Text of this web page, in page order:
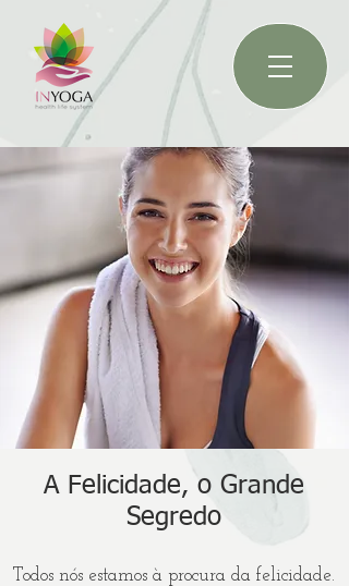
A Felicidade, o Grande
Segredo
Todos nós estamos à procura da felicidade.